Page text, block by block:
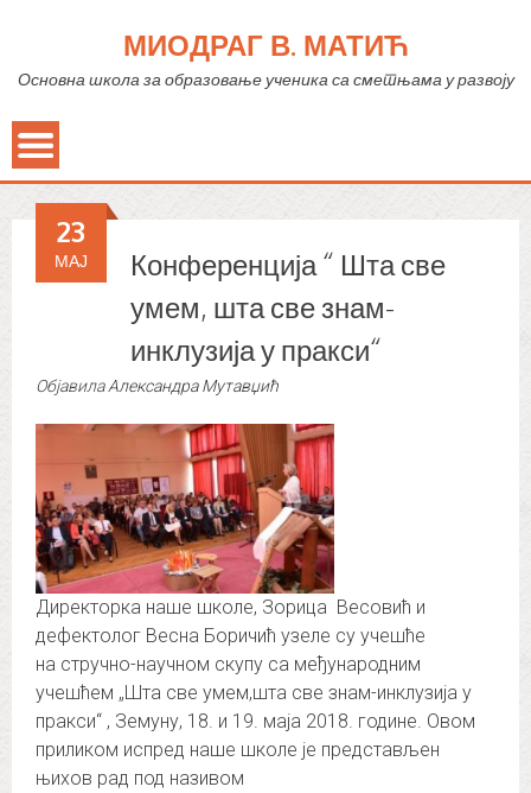
МИОДРАГ В. МАТИЋ
Основна школа за образовање ученика са сметњама у развоју
Конференција “ Шта све
умем, шта све знам-
инклузија у пракси“
23
МАЈ
ОбјавилаАлександра Мутавџић
Директорка наше школе, Зорица Весовић и
дефектолог Весна Боричић узеле су учешће
на стручно-научном скупу са међународним
учешћем „Шта све умем,шта све знам-инклузија у
пракси“ , Земуну, 18. и 19. маја 2018. године. Овом
приликом испред наше школе је представљен
њихов рад под називом